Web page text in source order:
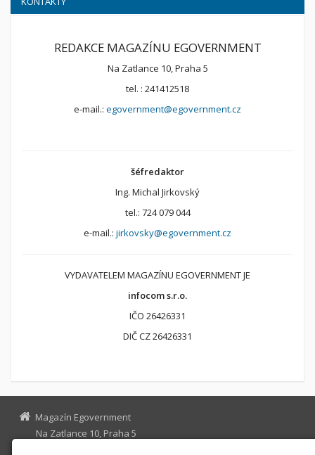
REDAKCE MAGAZÍNU EGOVERNMENT
Na Zatlance 10, Praha 5
tel. : 241412518
e-mail.: egovernment@egovernment.cz
šéfredaktor
Ing. Michal Jirkovský
tel.: 724 079 044
e-mail.: jirkovsky@egovernment.cz
VYDAVATELEM MAGAZÍNU EGOVERNMENT JE
infocom s.r.o.
IČO 26426331
DIČ CZ 26426331
Magazín Egovernment
Na Zatlance 10, Praha 5